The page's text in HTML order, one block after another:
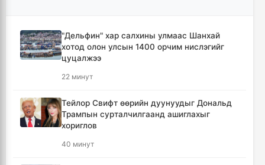
"Дельфин" хар салхины улмаас Шанхай
хотод олон улсын 1400 орчим нислэгийг
цуцалжээ
22 минут
Тейлор Свифт өөрийн дуунуудыг Дональд
Трампын сурталчилгаанд ашиглахыг
хориглов
40 минут